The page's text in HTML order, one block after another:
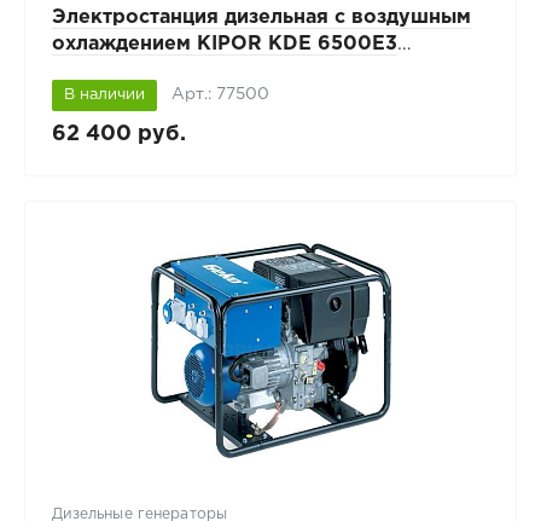
Электростанция дизельная с воздушным
охлаждением KIPOR KDE 6500E3
В наличии Арт.: 77500
62 400 руб.
Дизельные генераторы